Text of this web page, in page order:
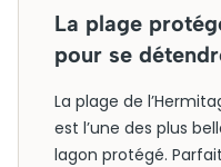
La plage
pour se
La plage de
est l’une des plus
lagon protégé.